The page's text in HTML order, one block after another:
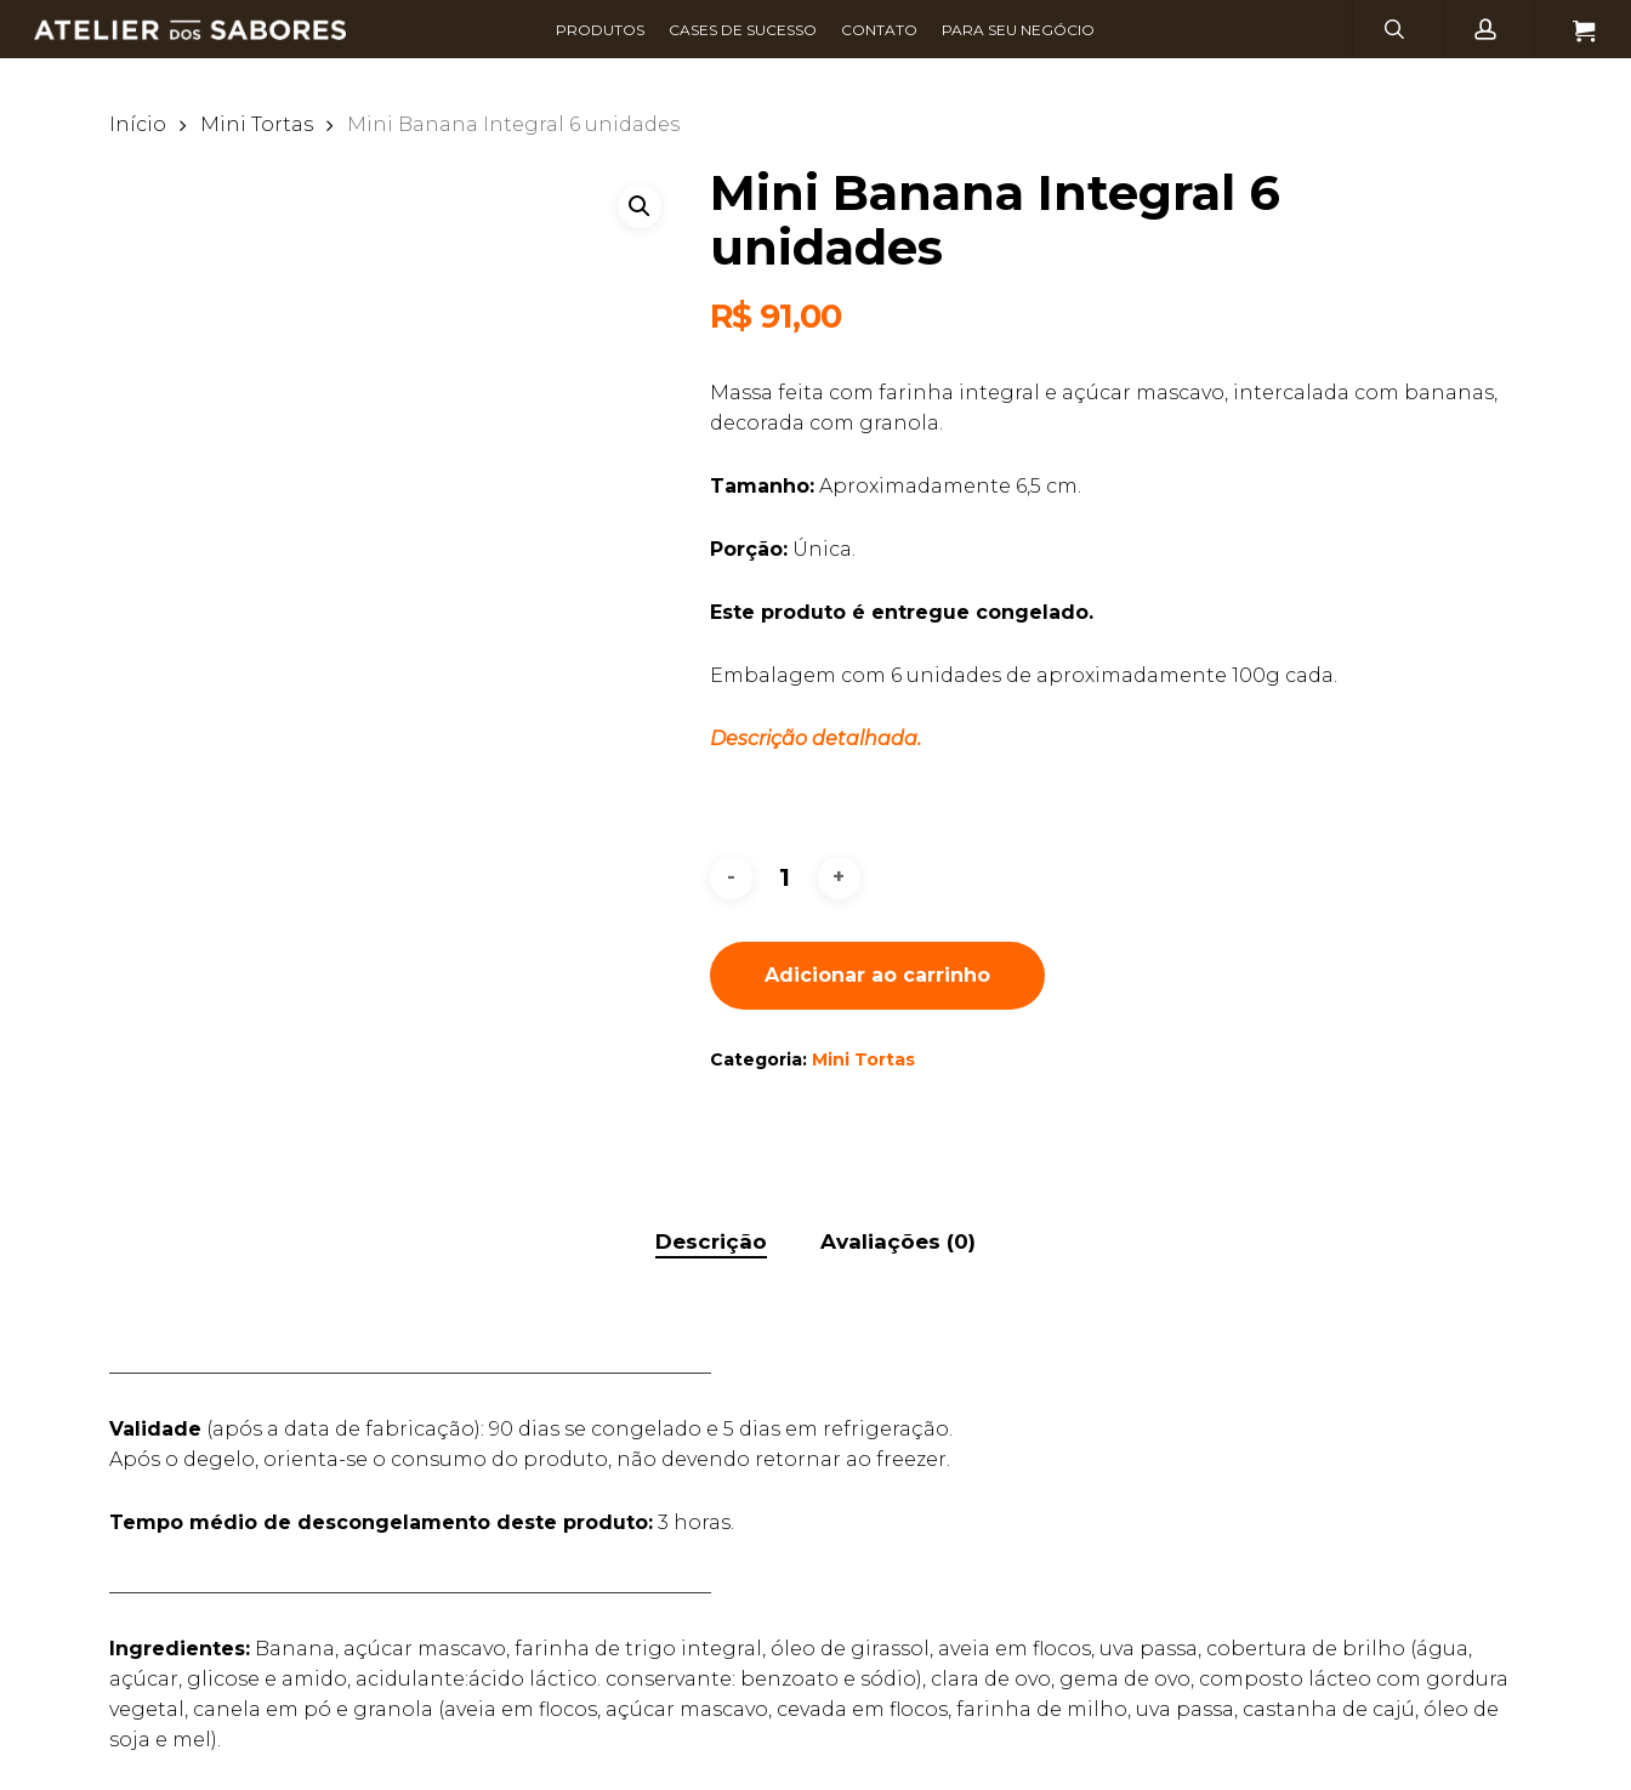
Skip
PRODUTOS CASES DE SUCESSO CONTATO PARA SEU NEGÓCIO
account
Início Mini Tortas Mini Banana Integral 6 unidades
Mini Banana Integral 6
unidades
R$91,00
Massa feita com farinha integral e açúcar mascavo, intercalada com bananas,
decorada com granola.
Tamanho:Aproximadamente 6,5 cm.
Porção:Única.
Este produto é entregue congelado.
Embalagem com 6 unidades de aproximadamente 100g cada.
Descrição detalhada.
Adicionar ao carrinho
Categoria: Mini Tortas
Descrição Avaliações (0)
Validade (após a data de fabricação): 90 dias se congelado e 5 dias em refrigeração.
Após o degelo, orienta-se o consumo do produto, não devendo retornar ao freezer.
Tempo médio de descongelamento deste produto: 3 horas.
Ingredientes: Banana, açúcar mascavo, farinha de trigo integral, óleo de girassol, aveia em flocos, uva passa, cobertura de brilho (água,
açúcar, glicose e amido, acidulante:ácido láctico. conservante: benzoato e sódio), clara de ovo, gema de ovo, composto lácteo com gordura
vegetal, canela em pó e granola (aveia em flocos, açúcar mascavo, cevada em flocos, farinha de milho, uva passa, castanha de cajú, óleo de
soja e mel).